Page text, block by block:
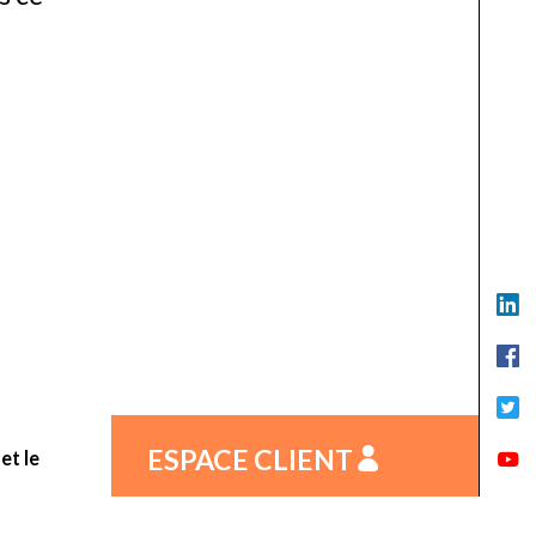
ESPACE CLIENT
le